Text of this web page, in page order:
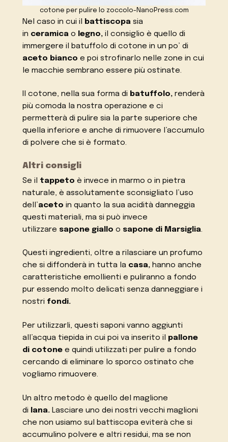
cotone per pulire lo zoccolo-NanoPress.com
Nel caso in cui il battiscopa sia
in ceramica o legno, il consiglio è quello di
immergere il batuffolo di cotone in un po’ di
aceto bianco e poi strofinarlo nelle zone in cui
le macchie sembrano essere più ostinate.
Il cotone, nella sua forma di batuffolo, renderà
più comoda la nostra operazione e ci
permetterà di pulire sia la parte superiore che
quella inferiore e anche di rimuovere l’accumulo
di polvere che si è formato.
Altri consigli
Se il tappeto è invece in marmo o in pietra
naturale, è assolutamente sconsigliato l’uso
dell’aceto in quanto la sua acidità danneggia
questi materiali, ma si può invece
utilizzare sapone giallo o sapone di Marsiglia.
Questi ingredienti, oltre a rilasciare un profumo
che si diffonderà in tutta la casa, hanno anche
caratteristiche emollienti e puliranno a fondo
pur essendo molto delicati senza danneggiare i
nostri fondi.
Per utilizzarli, questi saponi vanno aggiunti
all’acqua tiepida in cui poi va inserito il pallone
di cotone e quindi utilizzati per pulire a fondo
cercando di eliminare lo sporco ostinato che
vogliamo rimuovere.
Un altro metodo è quello del maglione
di
lana. Lasciare uno dei nostri vecchi maglioni
che non usiamo sul battiscopa eviterà che si
accumulino polvere e altri residui, ma se non